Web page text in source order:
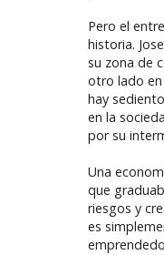
Pero el
historia.
su zona de
otro lado en
hay
en la
por su
Una
que
riesgos y
es